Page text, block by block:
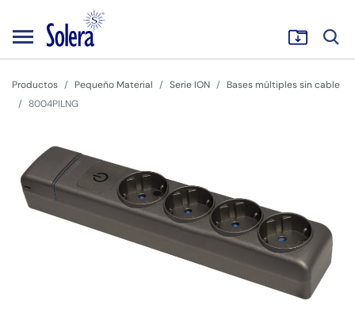
Productos Pequeño Material Serie ION
Bases múltiples sin cable
8004PILNG